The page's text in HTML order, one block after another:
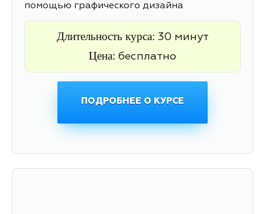
помощью графического дизайна
Длительность курса: 30 минут
Цена: бесплатно
ПОДРОБНЕЕ О КУРСЕ